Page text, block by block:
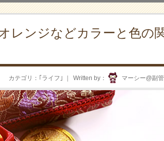
レンジなどカラーと色の
Written by マーシー@副
カテゴリ ｢ ライフ ｣